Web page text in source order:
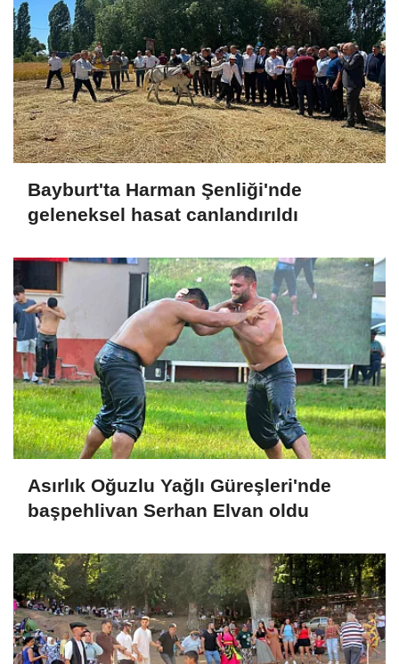
Bayburt'ta Harman Şenliği'nde
geleneksel hasat canlandırıldı
Asırlık Oğuzlu Yağlı Güreşleri'nde
başpehlivan Serhan Elvan oldu